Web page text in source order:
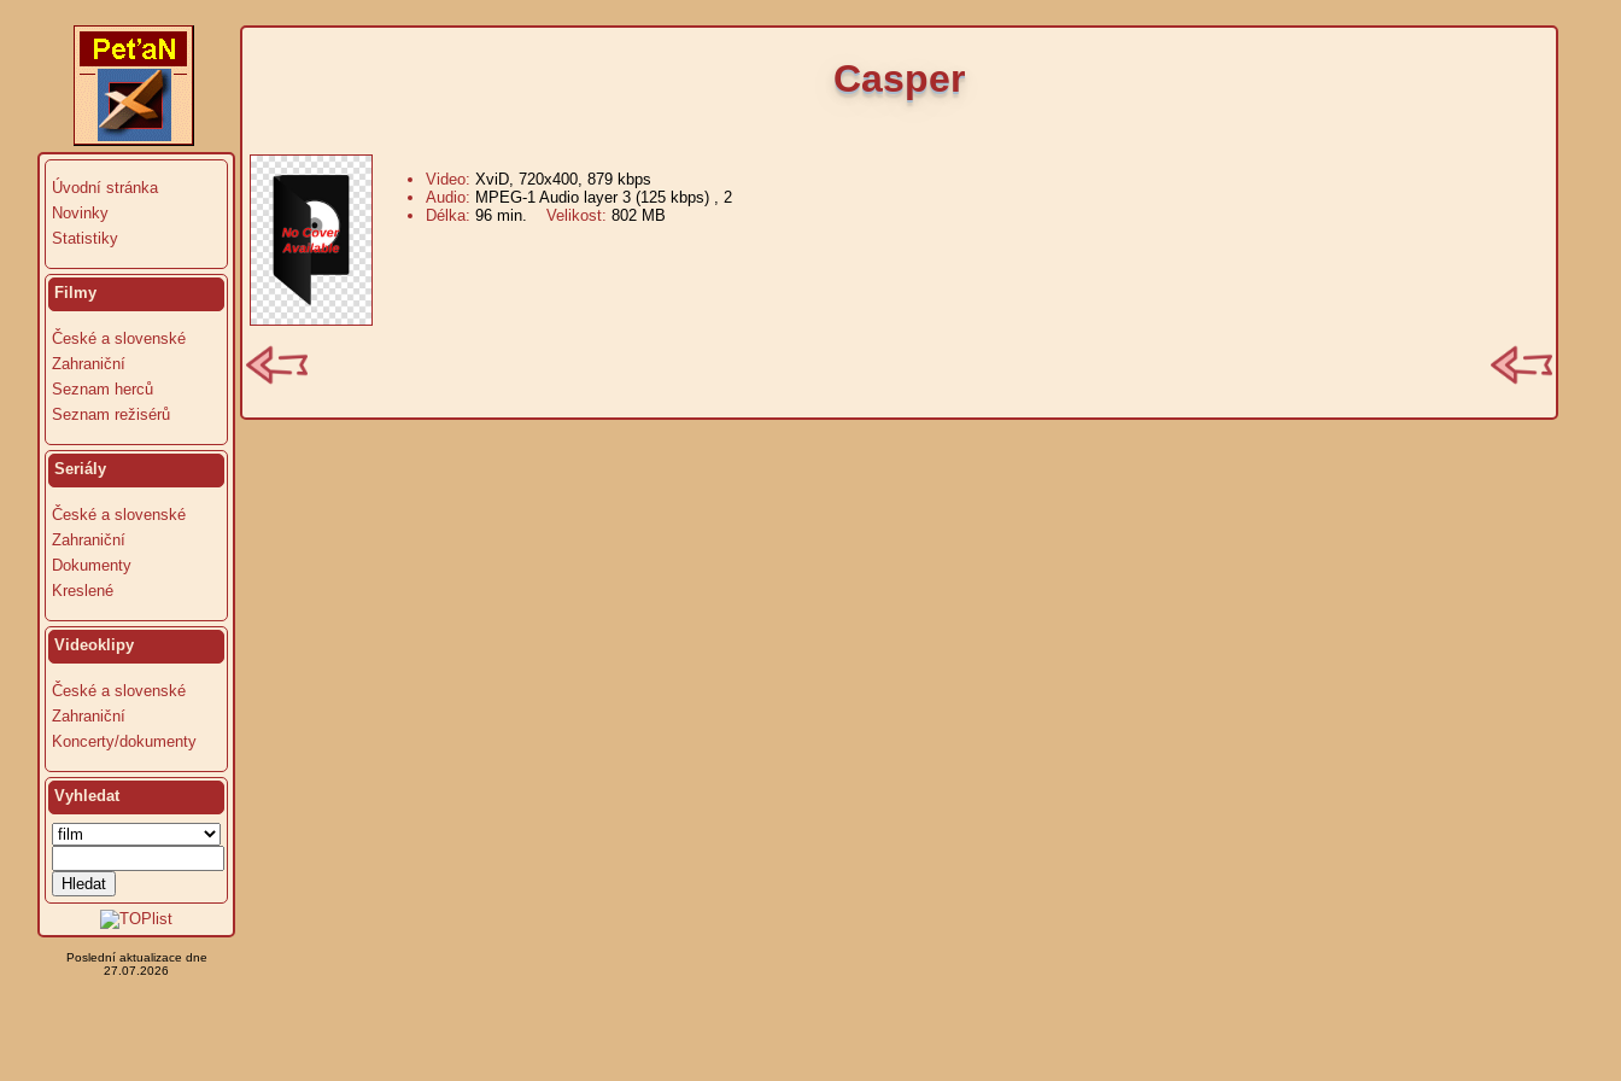
Úvodní stránka
Novinky
Statistiky
Filmy
České a slovenské
Zahraniční
Seznam herců
Seznam režisérů
Seriály
České a slovenské
Zahraniční
Dokumenty
Kreslené
Videoklipy
České a slovenské
Zahraniční
Koncerty/dokumenty
Vyhledat
Poslední aktualizace dne
27.07.2026
Casper
Video: XviD, 720x400, 879 kbps
Audio: MPEG-1 Audio layer 3 (125 kbps) , 2
Délka: 96 min. Velikost: 802 MB